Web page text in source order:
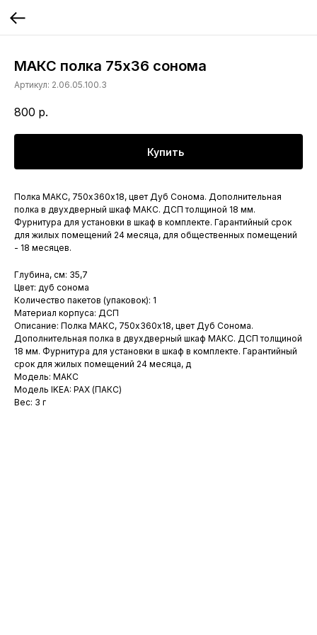
МАКС полка 75х36 сонома
Артикул: 2.06.05.100.3
800 р.
Купить
Полка МАКС, 750х360х18, цвет Дуб Сонома. Дополнительная
полка в двухдверный шкаф МАКС. ДСП толщиной 18 мм.
Фурнитура для установки в шкаф в комплекте. Гарантийный срок
для жилых помещений 24 месяца, для общественных помещений
- 18 месяцев.
Глубина, см: 35,7
Цвет: дуб сонома
Количество пакетов (упаковок): 1
Материал корпуса: ДСП
Описание: Полка МАКС, 750х360х18, цвет Дуб Сонома.
Дополнительная полка в двухдверный шкаф МАКС. ДСП толщиной
18 мм. Фурнитура для установки в шкаф в комплекте. Гарантийный
срок для жилых помещений 24 месяца, д
Модель: МАКС
Модель IKEA: PAX (ПАКС)
Вес: 3 г